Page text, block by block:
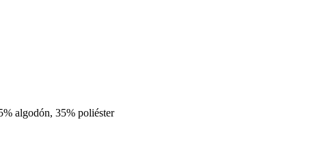
algodón, 35% poliéster